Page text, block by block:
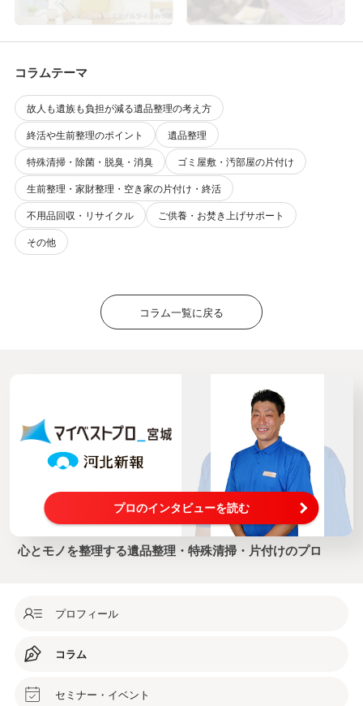
コラムテーマ
故人も遺族も負担が減る遺品整理の考え方
終活や生前整理のポイント
遺品整理
特殊清掃・除菌・脱臭・消臭
ゴミ屋敷・汚部屋の片付け
生前整理・家財整理・空き家の片付け・終活
不用品回収・リサイクル
ご供養・お焚き上げサポート
その他
コラム一覧に戻る
プロのインタビューを読む
心とモノを整理する遺品整理・特殊清掃・片付けのプロ
プロフィール
コラム
セミナー・イベント